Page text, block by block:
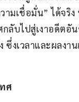
มเชื่อมั่น” ได้จริง
ลับไปสู่เงาอดีตอั
ซึ่งเวลาและผลงา
ศ